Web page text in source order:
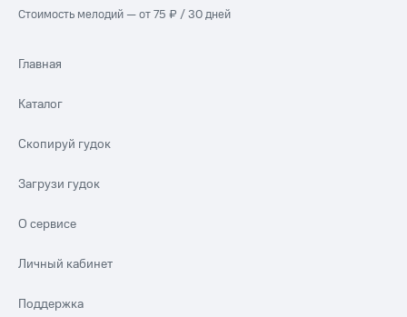
Стоимость мелодий — от 75 ₽ / 30 дней
Главная
Каталог
Скопируй гудок
Загрузи гудок
О сервисе
Личный кабинет
Поддержка